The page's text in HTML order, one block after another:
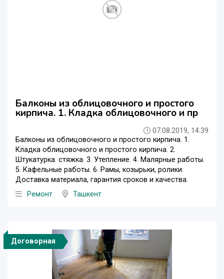
Балконы из облицовочного и простого
кирпича. 1. Кладка облицовочного и пр
07.08.2019, 14:39
Балконы из облицовочного и простого кирпича. 1.
Кладка облицовочного и простого кирпича. 2.
Штукатурка. стяжка. 3. Утепление. 4. Малярные работы.
5. Кафельные работы. 6. Рамы, козырьки, ролики.
Доставка материала, гарантия сроков и качества.
Ремонт
Ташкент
Договорная